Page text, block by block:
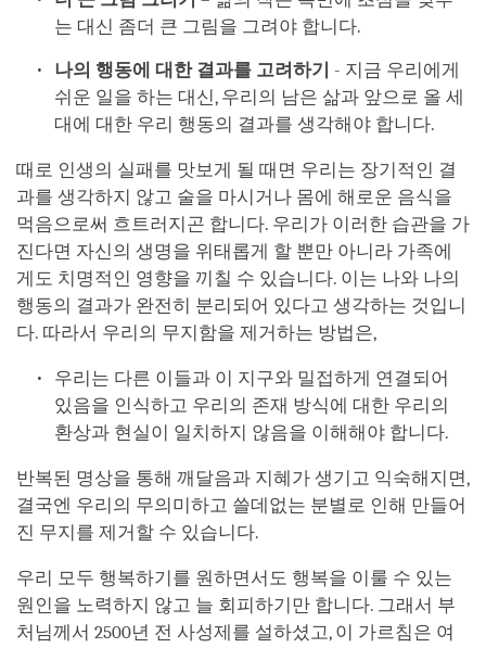
는 대신 좀더 큰 그림을 그려야 합니다.
나의 행동에 대한 결과를 고려하기
- 지금 우리에게
쉬운 일을 하는 대신, 우리의 남은 삶과 앞으로 올 세
대에 대한 우리 행동의 결과를 생각해야 합니다.
때로 인생의 실패를 맛보게 될 때면 우리는 장기적인 결
과를 생각하지 않고 술을 마시거나 몸에 해로운 음식을
먹음으로써 흐트러지곤 합니다. 우리가 이러한 습관을 가
진다면 자신의 생명을 위태롭게 할 뿐만 아니라 가족에
게도 치명적인 영향을 끼칠 수 있습니다. 이는 나와 나의
행동의 결과가 완전히 분리되어 있다고 생각하는 것입니
다. 따라서 우리의 무지함을 제거하는 방법은,
우리는 다른 이들과 이 지구와 밀접하게 연결되어
있음을 인식하고 우리의 존재 방식에 대한 우리의
환상과 현실이 일치하지 않음을 이해해야 합니다.
반복된 명상을 통해 깨달음과 지혜가 생기고 익숙해지면,
결국엔 우리의 무의미하고 쓸데없는 분별로 인해 만들어
진 무지를 제거할 수 있습니다.
우리 모두 행복하기를 원하면서도 행복을 이룰 수 있는
원인을 노력하지 않고 늘 회피하기만 합니다. 그래서 부
처님께서 2500년 전 사성제를 설하셨고, 이 가르침은 여